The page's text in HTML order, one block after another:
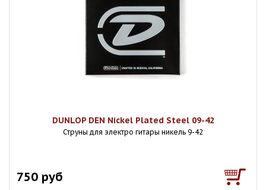
DUNLOP DEN Nickel Plated Steel 09-42
Струны для электро гитары никель 9-42
750 руб